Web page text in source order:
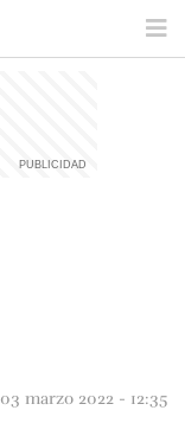
03 marzo 2022 - 12:35